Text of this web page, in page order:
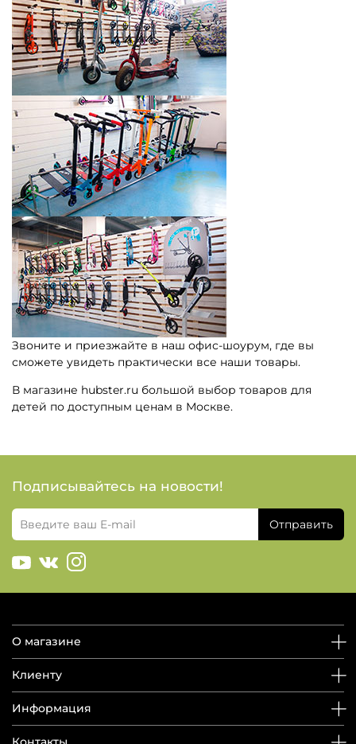
Звоните и приезжайте в наш офис-шоурум, где вы
сможете увидеть практически все наши товары.
В магазине hubster.ru большой выбор товаров для
детей по доступным ценам в Москве.
Подписывайтесь на новости!
Отправить
О магазине
Клиенту
Информация